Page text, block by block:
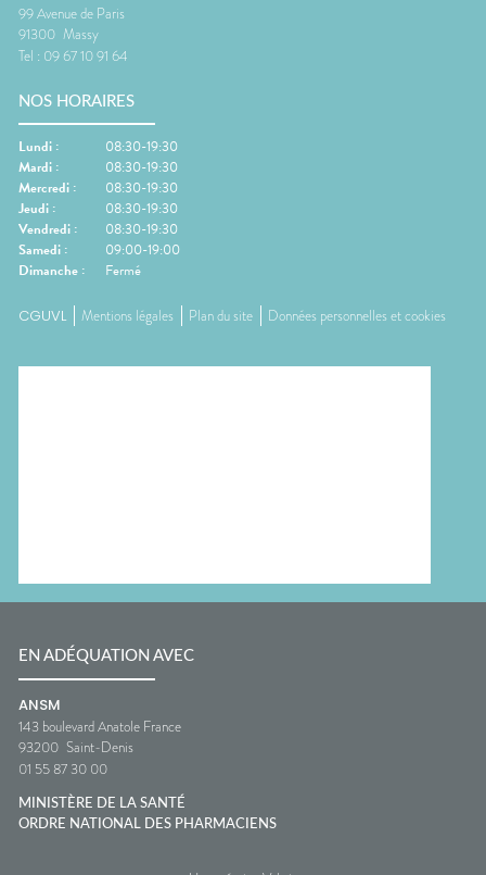
99 Avenue de Paris
91300 Massy
Tel : 09 67 10 91 64
NOS HORAIRES
Lundi :
08:30-19:30
Mardi :
08:30-19:30
Mercredi :
08:30-19:30
Jeudi :
08:30-19:30
Vendredi :
08:30-19:30
Samedi :
09:00-19:00
Dimanche : Fermé
CGUVL Mentions légales Plan du site Données personnelles et cookies
EN ADÉQUATION AVEC
ANSM
143 boulevard Anatole France
93200 Saint-Denis
01 55 87 30 00
MINISTÈRE DE LA SANTÉ
ORDRE NATIONAL DES PHARMACIENS